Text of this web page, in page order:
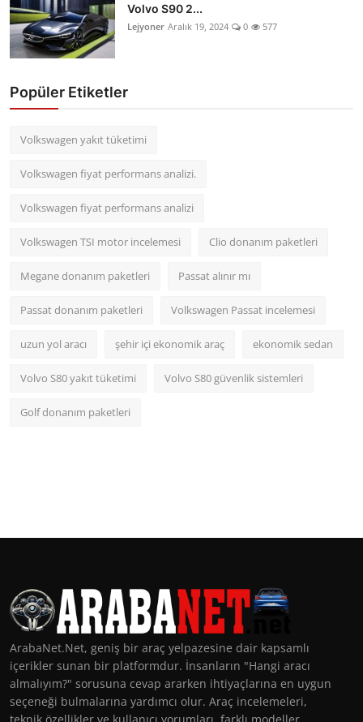
Volvo S90 2...
Lejyoner Aralık 19, 2024 0 577
Popüler Etiketler
Volkswagen yakıt tüketimi
Volkswagen fiyat performans analizi.
Volkswagen fiyat performans analizi
Volkswagen TSI motor incelemesi Clio donanım paketleri
Megane donanım paketleri Passat alınır mı
Passat donanım paketleri Volkswagen Passat incelemesi
uzun yol aracı şehir içi ekonomik araç ekonomik sedan
Volvo S80 yakıt tüketimi Volvo S80 güvenlik sistemleri
Golf donanım paketleri
ArabaNet.Net, geniş bir araç yelpazesine dair kapsamlı
içerikler sunan bir platformdur. İnsanların "Hangi aracı
almalıyım?" sorusuna cevap ararken ihtiyaçlarına en uygun
seçeneği bulmalarına yardımcı olur. Araç incelemeleri,